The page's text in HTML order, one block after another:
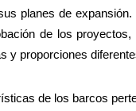
planes de
de los
y proporciones
de los barcos